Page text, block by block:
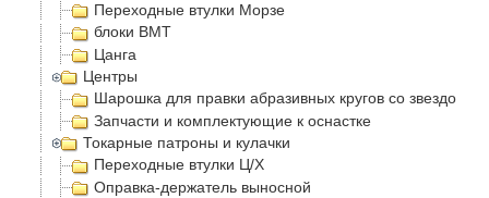
Переходные втулки Морзе
блоки BMT
Цанга
Центры
Шарошка для правки абразивных кругов со
Запчасти и комплектующие к оснастке
Токарные патроны и кулачки
Переходные втулки Ц/Х
Оправка-держатель выносной